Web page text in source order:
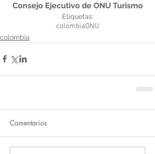
Consejo Ejecutivo de ONU Turismo
Etiquetas:
colombiaONU
colombia
Comentarios